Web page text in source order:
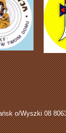
o/Wyszki 08